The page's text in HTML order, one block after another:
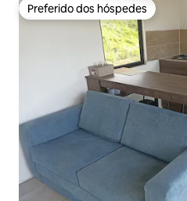
Preferido dos hóspedes
Preferido dos hóspedes